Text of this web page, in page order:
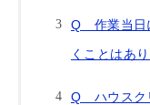
Q 作業当日
くことはあ
Q ハウスク